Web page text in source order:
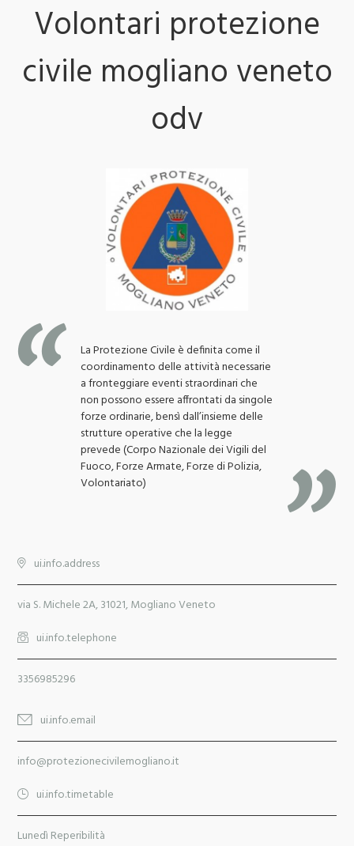
Volontari protezione
civile mogliano veneto
odv
La Protezione Civile è definita come il
coordinamento delle attività necessarie
a fronteggiare eventi straordinari che
non possono essere affrontati da singole
forze ordinarie, bensì dall’insieme delle
strutture operative che la legge
prevede (Corpo Nazionale dei Vigili del
Fuoco, Forze Armate, Forze di Polizia,
Volontariato)
ui.info.address
via S. Michele 2A, 31021, Mogliano Veneto
ui.info.telephone
3356985296
ui.info.email
info@protezionecivilemogliano.it
ui.info.timetable
Lunedì Reperibilità